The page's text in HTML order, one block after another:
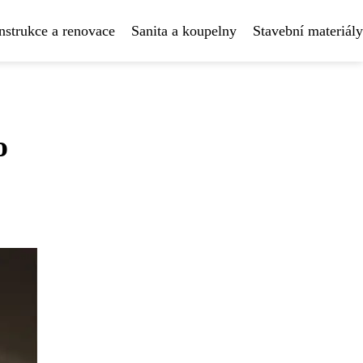
a renovace Sanita a koupelny Stavební materiály